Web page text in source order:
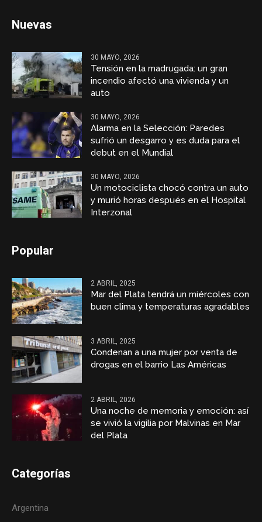
Nuevas
30 MAYO, 2026
Tensión en la madrugada: un gran
incendio afectó una vivienda y un
auto
30 MAYO, 2026
Alarma en la Selección: Paredes
sufrió un desgarro y es duda para el
debut en el Mundial
30 MAYO, 2026
Un motociclista chocó contra un auto
y murió horas después en el Hospital
Interzonal
Popular
2 ABRIL, 2025
Mar del Plata tendrá un miércoles con
buen clima y temperaturas agradables
3 ABRIL, 2025
Condenan a una mujer por venta de
drogas en el barrio Las Américas
2 ABRIL, 2026
Una noche de memoria y emoción: así
se vivió la vigilia por Malvinas en Mar
del Plata
Categorías
Argentina